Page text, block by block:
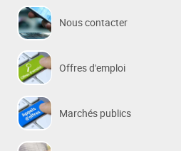
Nous contacter
Offres d'emploi
Marchés publics